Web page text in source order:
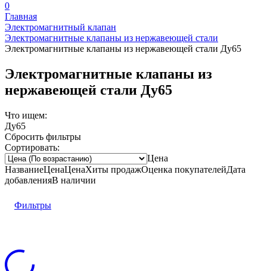
0
Главная
Электромагнитный клапан
Электромагнитные клапаны из нержавеющей стали
Электромагнитные клапаны из нержавеющей стали Ду65
Электромагнитные клапаны из
нержавеющей стали Ду65
Что ищем:
Ду65
Сбросить фильтры
Сортировать:
Цена
НазваниеЦенаЦенаХиты продажОценка покупателейДата
добавленияВ наличии
Фильтры